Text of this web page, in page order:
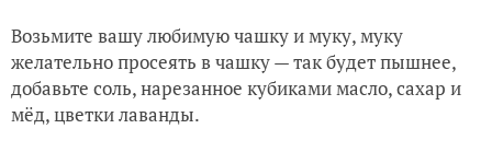
Возьмите вашу любимую чашку и муку, муку
желательно просеять в чашку — так будет пышнее,
добавьте соль, нарезанное кубиками масло, сахар и
мёд, цветки лаванды.